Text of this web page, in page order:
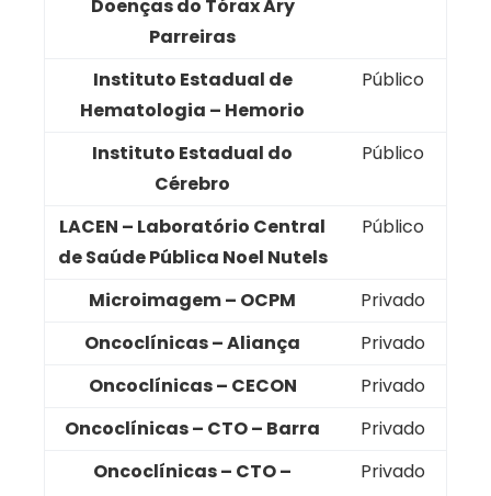
Doenças do Tórax Ary
Parreiras
Instituto Estadual de
Hematologia – Hemorio
Público
Instituto Estadual do
Cérebro
Público
LACEN – Laboratório Central
de Saúde Pública Noel Nutels
Público
Microimagem – OCPM
Privado
Oncoclínicas – Aliança
Privado
Oncoclínicas – CECON
Privado
Oncoclínicas – CTO – Barra
Privado
Oncoclínicas – CTO –
Privado